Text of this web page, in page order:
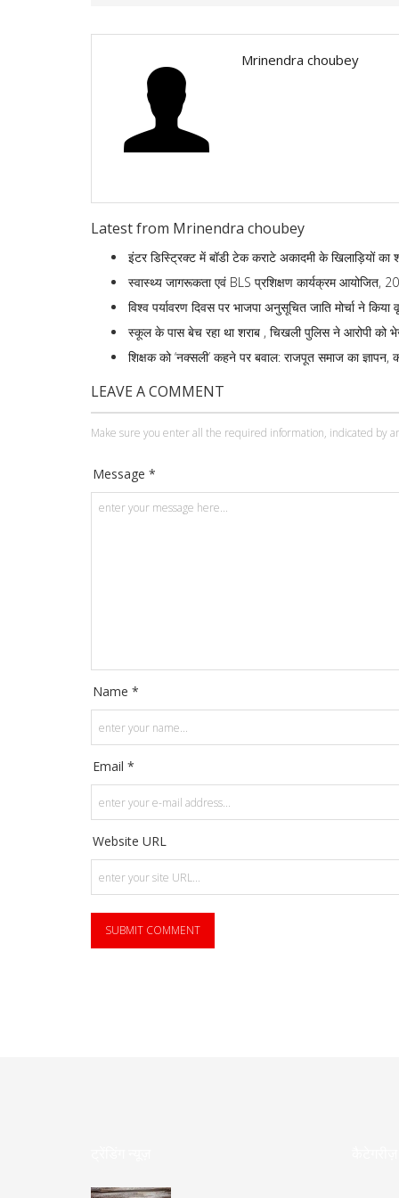
Mrinendra choubey
Latest from Mrinendra choubey
इंटर डिस्ट्रिक्ट में बॉडी टेक कराटे अकादमी के खिलाड़ियों का
स्वास्थ्य जागरूकता एवं BLS प्रशिक्षण कार्यक्रम आयोजित,
विश्व पर्यावरण दिवस पर भाजपा अनुसूचित जाति मोर्चा ने किया
स्कूल के पास बेच रहा था शराब , चिखली पुलिस ने आरोपी को
शिक्षक को ‘नक्सली’ कहने पर बवाल: राजपूत समाज का ज्ञापन,
LEAVE A COMMENT
Make sure you enter all the required information, indicated by
Message *
Name *
Email *
Website URL